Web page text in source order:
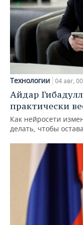
Технологии 04 авг,
Айдар
практически
Как нейросети
делать, чтобы